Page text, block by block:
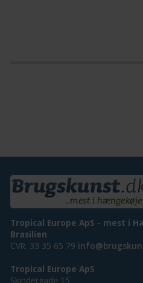
Tropical Europe ApS - mest i
Brasilien
CVR. 33 35 65 79
Tropical Europe ApS
Skindergade 15